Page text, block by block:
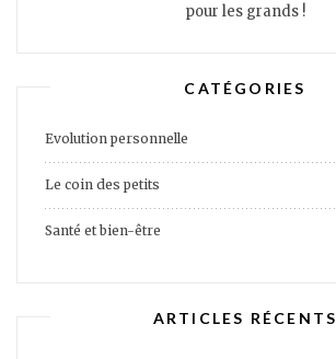
pour les grands !
CATÉGORIES
Evolution personnelle
Le coin des petits
Santé et bien-être
ARTICLES RÉCENTS